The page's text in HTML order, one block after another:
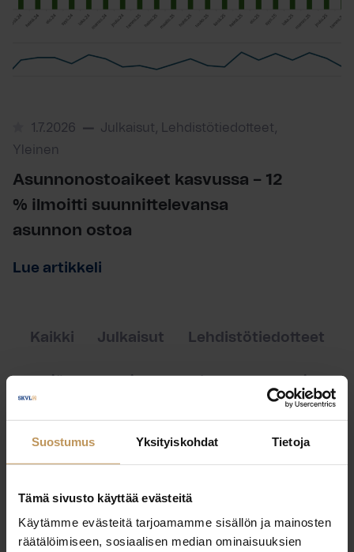
Suostumus Yksityiskohdat Tietoja
Tämä sivusto käyttää evästeitä
Käytämme evästeitä tarjoamamme sisällön ja mainosten
räätälöimiseen, sosiaalisen median ominaisuuksien
1.7.2026
Julkaisut, Lehdistötiedotteet,
Yleinen
Asunnonostoaikeet kasvussa – 12
% ilmoitti suunnittelevansa
asunnon ostoa
Lue artikkeli
Kaikki Julkaisut Lehdistötiedotteet